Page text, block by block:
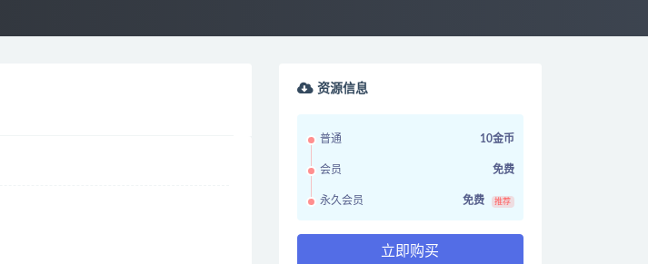
资源信息
普通 10金币
会员 免费
永久会员 免费 推荐
立即购买